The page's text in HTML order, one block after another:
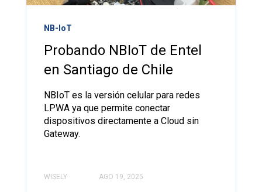
NB-IoT
Probando NBIoT de Entel
en Santiago de Chile
NBIoT es la versión celular para redes
LPWA ya que permite conectar
dispositivos directamente a Cloud sin
Gateway.
WISELY AGO 19, 2025